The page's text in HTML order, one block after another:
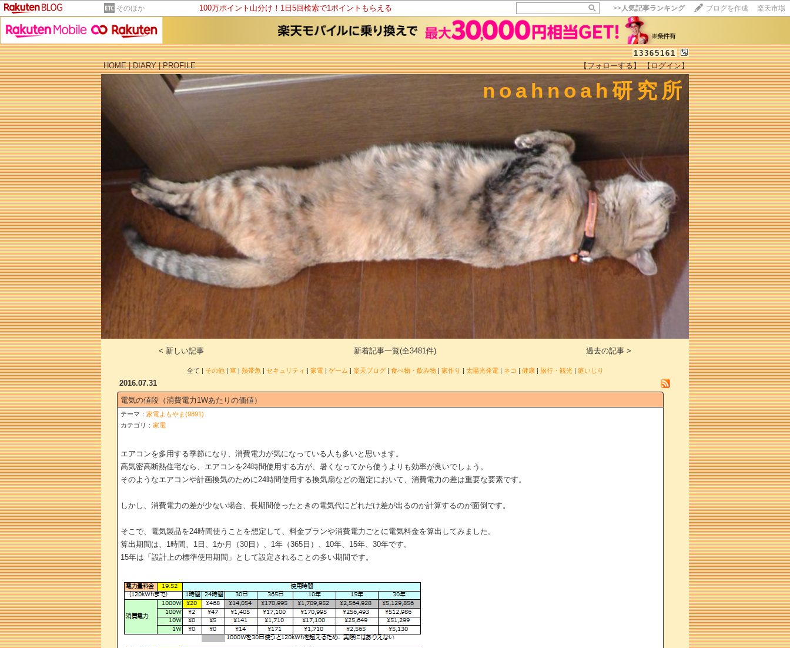
そのほか 100万ポイント山分け！1日5回検索で1ポイントもらえる >>人気記事ランキング ブログを作成 楽天市場
13365161
HOME|DIARY|PROFILE 【フォローする】 【ログイン】
noahnoah研究所
【毎日開催】
15記事にいいね！で1ポイント
10秒滞在
いいね! --/--
< 新しい記事 新着記事一覧(全3481件) 過去の記事 >
全て | その他| 車| 熱帯魚 | セキュリティ | 家電| ゲーム | 楽天ブログ| 食べ物・飲み物| 家作り | 太陽光発電| ネコ | 健康| 旅行・観光| 庭いじり
2016.07.31
電気の値段（消費電力1Wあたりの価値）
テーマ： 家電よもやま(9891)
カテゴリ： 家電
エアコンを多用する季節になり、消費電力が気になっている人も多いと思います。
高気密高断熱住宅なら、エアコンを24時間使用する方が、暑くなってから使うよりも効率が良いでしょう。
そのようなエアコンや計画換気のために24時間使用する換気扇などの選定において、消費電力の差は重要な要素です。
しかし、消費電力の差が少ない場合、長期間使ったときの電気代にどれだけ差が出るのか計算するのが面倒です。
そこで、電気製品を24時間使うことを想定して、料金プランや消費電力ごとに電気料金を算出してみました。
算出期間は、1時間、1日、1か月（30日）、1年（365日）、10年、15年、30年です。
15年は「設計上の標準使用期間」として設定されることの多い期間です。